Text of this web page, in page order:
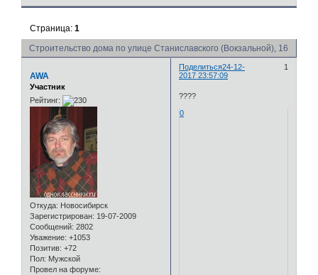
Строительство дома по улице Станиславского (Вокзальной), 16
Страница:1
Поделиться 1
24-12-
2017 23:57:09
AWA
Участник
Рейтинг:
Откуда: Новосибирск
Зарегистрирован: 19-07-2009
Сообщений: 2802
Уважение: +1053
Позитив: +72
Пол: Мужской
Провел на форуме:
????
0